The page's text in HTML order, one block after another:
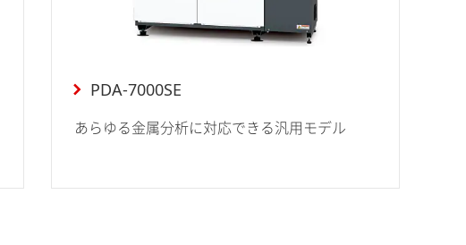
PDA-7000SE
あらゆる金属分析に対応できる汎用モデル